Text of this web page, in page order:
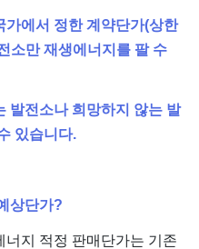
가에서 정한 계약단가(상한
소만 재생에너지를 팔 수
발전소나 희망하지 않는 발
있습니다.
상단가?
지 적정 판매단가는 기존